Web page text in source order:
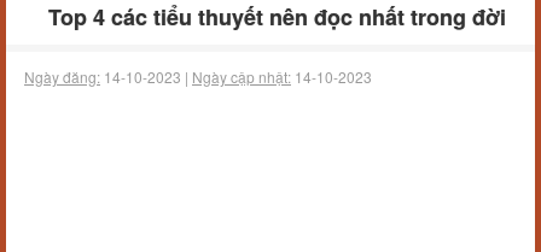
Top 4 các tiểu thuyết nên đọc nhất trong đời
Ngày đăng: 14-10-2023 | Ngày cập nhật: 14-10-2023